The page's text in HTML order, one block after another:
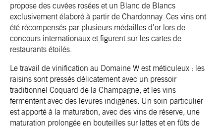
propose des cuvées rosées et un Blanc de Blancs
exclusivement élaboré à partir de Chardonnay. Ces vins ont
été récompensés par plusieurs médailles d’or lors de
concours internationaux et figurent sur les cartes de
restaurants étoilés.
Le travail de vinification au Domaine W est méticuleux : les
raisins sont pressés délicatement avec un pressoir
traditionnel Coquard de la Champagne, et les vins
fermentent avec des levures indigènes. Un soin particulier
est apporté à la maturation, avec des vins de réserve, une
maturation prolongée en bouteilles sur lattes et en fûts de